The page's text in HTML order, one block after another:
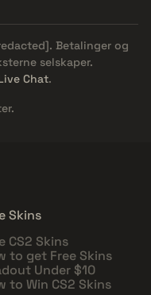
. Betalinger og
selskaper.
Chat.
Skins
CS2 Skins
to get Free Skins
Under $10
to Win CS2 Skins